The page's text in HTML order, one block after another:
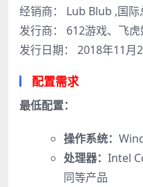
经销商： Lub Blub ,国际
发行商： 612游戏、飞虎
发行日期： 2018年11月
配置需求
最低配置：
操作系统：
处理器： Intel
同等产品